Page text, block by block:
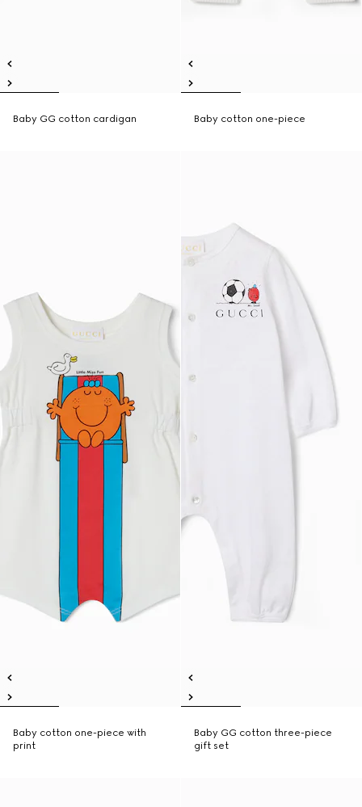
Baby GG cotton cardigan Baby cotton one-piece
Baby cotton one-piece with
print
Baby GG cotton three-piece
gift set